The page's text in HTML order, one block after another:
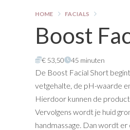
HOME FACIALS
Boost
€ 53,50 45 minuten
De Boost Facial Short
vetgehalte, de pH-waarde
Hierdoor kunnen de
Vervolgens wordt je huid
handmassage. Dan wordt